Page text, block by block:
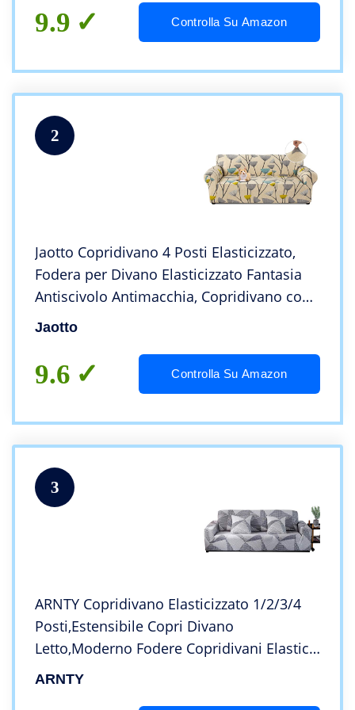
(Tortora)
9.9 Controlla Su Amazon
2
Jaotto Copridivano 4 Posti Elasticizzato,
Fodera per Divano Elasticizzato Fantasia
Antiscivolo Antimacchia, Copridivano con
Braccioli Tessuto Super Morbido
Jaotto
9.6 Controlla Su Amazon
3
ARNTY Copridivano Elasticizzato 1/2/3/4
Posti,Estensibile Copri Divano
Letto,Moderno Fodere Copridivani Elastico
Fodera Protettiva(Grigio-Linee Strisce,
ARNTY